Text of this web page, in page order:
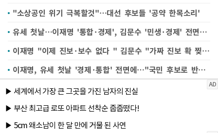
"소상공인 위기 극복할것"…대선 후보들 '공약 한목소리'
유세 첫날…이재명 '통합·경제', 김문수 '민생·경제' 전면에(종합2보)
이재명 "이제 진보·보수 없다 " 김문수 "가짜 진보 확 찢어버릴 것"
이재명, 유세 첫날 '경제·통합' 전면에…"국민 후보로 반드시 승리"(종합)